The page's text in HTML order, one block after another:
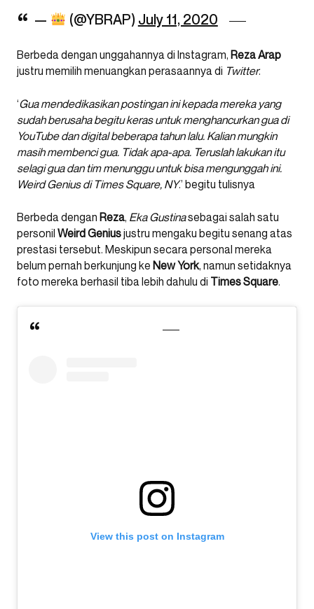
— (@YBRAP) July 11, 2020
Berbeda dengan unggahannya di Instagram, RezaArap
justru memilih menuangkan perasaannya di Twitter.
‘Gua mendedikasikan postingan ini kepada mereka yang
sudah berusaha begitu keras untuk menghancurkan gua di
YouTube dan digital beberapa tahun lalu. Kalian mungkin
masih membenci gua. Tidak apa-apa. Teruslah lakukan itu
selagi gua dan tim menunggu untuk bisa mengunggah ini.
Weird Genius di Times Square, NY.’ begitu tulisnya
Berbeda dengan Reza, Eka Gustinasebagai salah satu
personil WeirdGeniusjustru mengaku begitu senang atas
prestasi tersebut. Meskipun secara personal mereka
belum pernah berkunjung ke NewYork, namun setidaknya
foto mereka berhasil tiba lebih dahulu di TimesSquare.
View this post on Instagram